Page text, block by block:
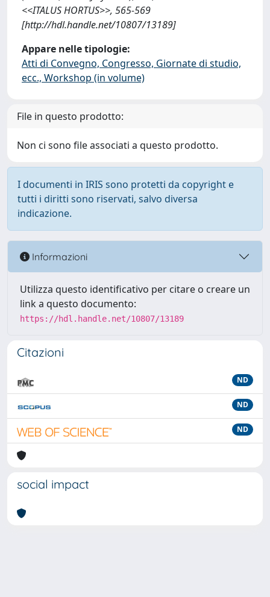
<<ITALUS HORTUS>>, 565-569
[http://hdl.handle.net/10807/13189]
Appare nelle tipologie:
Atti di Convegno, Congresso, Giornate di studio,
ecc., Workshop (in volume)
File in questo prodotto:
Non ci sono file associati a questo prodotto.
I documenti in IRIS sono protetti da copyright e
tutti i diritti sono riservati, salvo diversa
indicazione.
Informazioni
Utilizza questo identificativo per citare o creare un
link a questo documento:
https://hdl.handle.net/10807/13189
Citazioni
ND
ND
ND
social impact